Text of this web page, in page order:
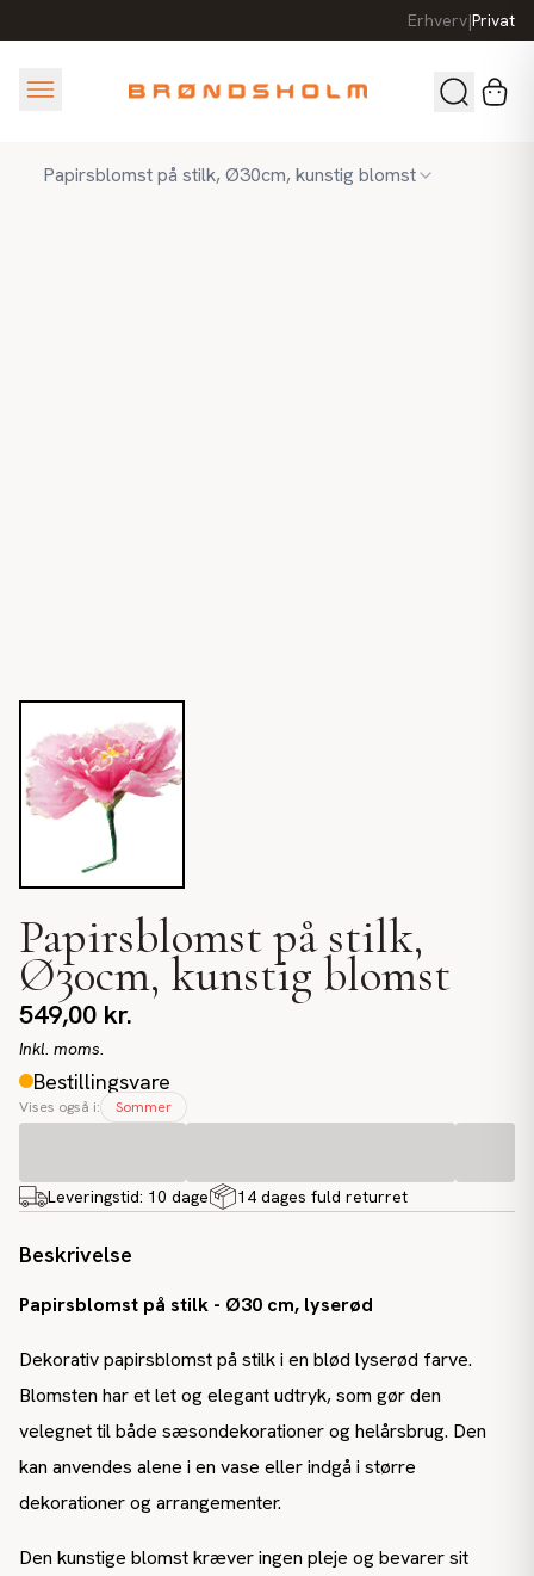
Erhverv|Privat
Papirsblomst på stilk, Ø30cm, kunstig blomst
Papirsblomst på stilk,
Ø30cm, kunstig blomst
549,00 kr.
Inkl. moms.
Bestillingsvare
Vises også i: Sommer
Leveringstid: 10 dage 14 dages fuld returret
Beskrivelse
Papirsblomst på stilk - Ø30 cm, lyserød
Dekorativ papirsblomst på stilk i en blød lyserød farve.
Blomsten har et let og elegant udtryk, som gør den
velegnet til både sæsondekorationer og helårsbrug. Den
kan anvendes alene i en vase eller indgå i større
dekorationer og arrangementer.
Den kunstige blomst kræver ingen pleje og bevarer sit